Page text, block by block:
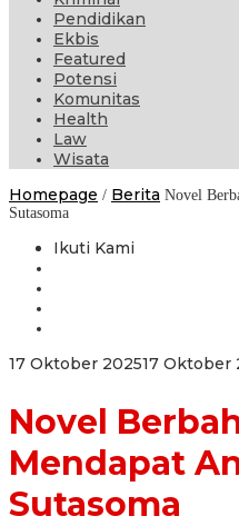
Pendidikan
Ekbis
Featured
Potensi
Komunitas
Health
Law
Wisata
Homepage / Berita Novel
Sutasoma
Ikuti Kami
17 Oktober 202517 Oktober
Novel
Mendapat
Sutasoma